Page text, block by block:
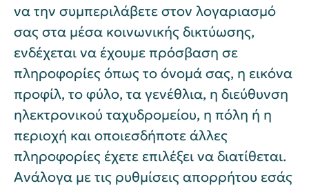
να την συμπεριλάβετε στον λογαριασμό
σας στα μέσα κοινωνικής δικτύωσης,
ενδέχεται να έχουμε πρόσβαση σε
πληροφορίες όπως το όνομά σας, η εικόνα
προφίλ, το φύλο, τα γενέθλια, η διεύθυνση
ηλεκτρονικού ταχυδρομείου, η πόλη ή η
περιοχή και οποιεσδήποτε άλλες
πληροφορίες έχετε επιλέξει να διατίθεται.
Ανάλογα με τις ρυθμίσεις απορρήτου εσάς